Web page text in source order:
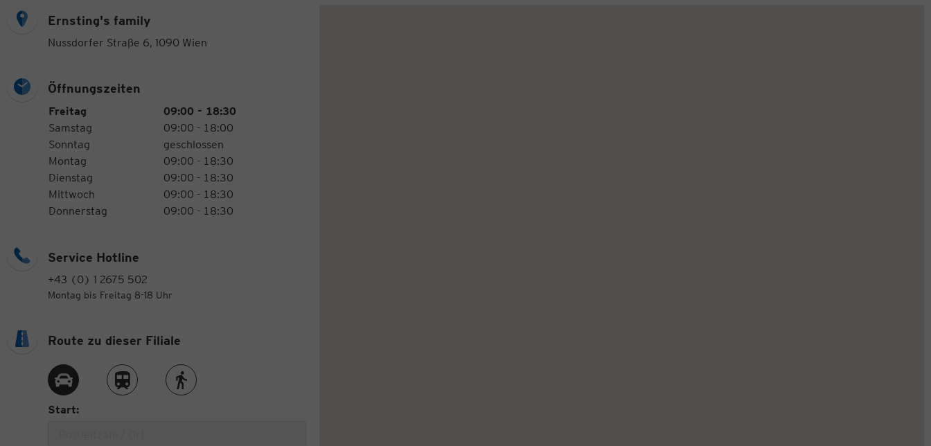
Ernsting's family
Nussdorfer Straße 6, 1090 Wien
Öffnungszeiten
Öffnungszeiten
Wochentag
Freitag
09:00 - 18:30
Samstag
09:00 - 18:00
Sonntag
geschlossen
Montag
09:00 - 18:30
Dienstag
09:00 - 18:30
Mittwoch
09:00 - 18:30
Donnerstag
09:00 - 18:30
Service Hotline
+43 (0) 1 2675 502
Montag bis Freitag 8-18 Uhr
Route zu dieser Filiale
Route per AutoRoute per ZugRoute zu Fuß
Start: